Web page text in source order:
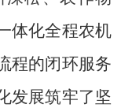
体化全程农机
程的闭环服务
发展筑牢了坚